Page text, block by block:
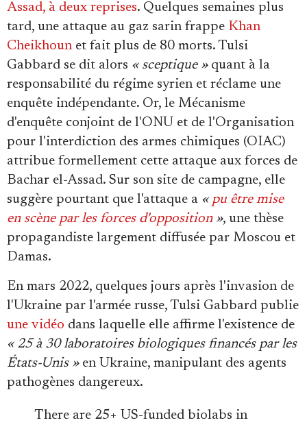
Assad, à deux reprises. Quelques semaines plus
tard, une attaque au gaz sarin frappe Khan
Cheikhounet fait plus de 80 morts. Tulsi
Gabbard se dit alors « sceptique »quant à la
responsabilité du régime syrien et réclame une
enquête indépendante. Or, le Mécanisme
d'enquête conjoint de l'ONU et de l'Organisation
pour l'interdiction des armes chimiques (OIAC)
attribue formellement cette attaque aux forces de
Bachar el-Assad. Sur son site de campagne, elle
suggère pourtant que l'attaque a « pu être mise
en scène par les forces d'opposition», une thèse
propagandiste largement diffusée par Moscou et
Damas.
En mars 2022, quelques jours après l'invasion de
l'Ukraine par l'armée russe, Tulsi Gabbard publie
une vidéo dans laquelle elle affirme l'existence de
« 25 à 30 laboratoires biologiques financés par les
États-Unis »en Ukraine, manipulant des agents
pathogènes dangereux.
There are 25+ US-funded biolabs in